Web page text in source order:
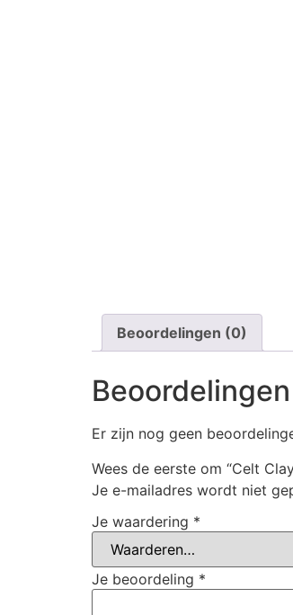
Beoordelingen (0)
Beoordelingen
Er zijn nog geen
Wees de eerste om “Celt
Je e-mailadres wordt niet
Je waardering *
Je beoordeling *